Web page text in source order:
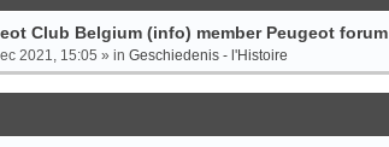
Club Belgium (info) member Peugeot forum
2021, 15:05 » in Geschiedenis - l'Histoire